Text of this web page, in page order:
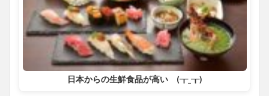
日本からの生鮮食品が高い (┰_┰)